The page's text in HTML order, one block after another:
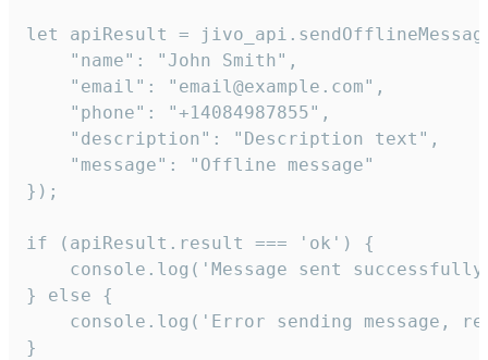
let apiResult =
    "name": "John Smith",
    "email": "email@example.com",
    "phone": "+14084987855",
    "description": "Description text",
    "message": "Offline message"
});
if (apiResult.result === 'ok') {
console.log('Message sent
} else {
console.log('Error sending message,
}